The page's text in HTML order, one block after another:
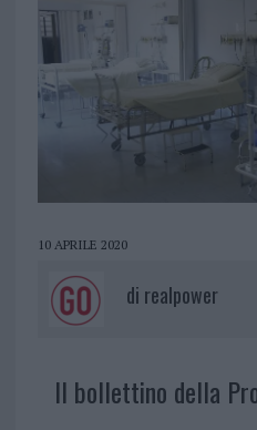
10 APRILE 2020
di realpower
Il bollettino della